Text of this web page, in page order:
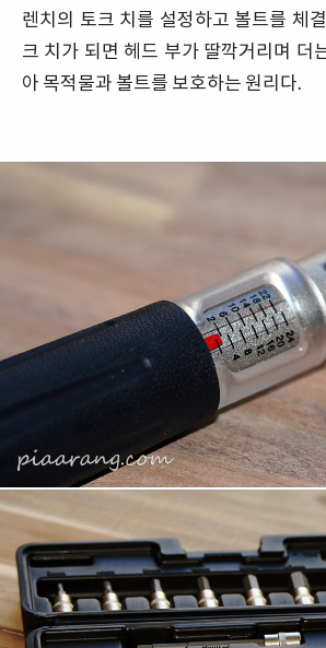
렌치의 토크 치를 설정하고 볼트를 체
크 치가 되면 헤드 부가 딸깍거리며 더
아 목적물과 볼트를 보호하는 원리다.